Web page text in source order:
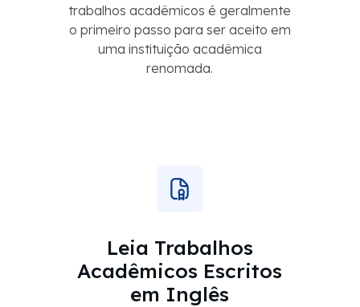
trabalhos acadêmicos é geralmente
o primeiro passo para ser aceito em
uma instituição acadêmica
renomada.
Leia Trabalhos
Acadêmicos Escritos
em Inglês